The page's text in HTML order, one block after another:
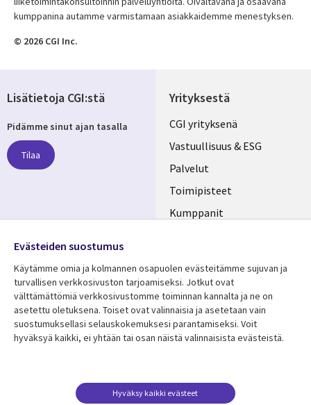
kumppanina autamme varmistamaan asiakkaidemme menestyksen.
© 2026 CGI Inc.
Yrityksestä
Useful
links
FINLAND
CGI yrityksenä
Vastuullisuus & ESG
Palvelut
Toimipisteet
Kumppanit
Resurssikeskus
Library
FINLAND
Asiakastarinat
Lisätietoa
Legal
Tietosuoja
Käyttöehdot
Lisätietoja CGI:stä
Pidämme sinut ajan tasalla
Tilaa
Media
FINLAND
Evästeiden suostumus
Käytämme omia ja kolmannen osapuolen evästeitämme sujuvan ja
turvallisen verkkosivuston tarjoamiseksi. Jotkut ovat
välttämättömiä verkkosivustomme toiminnan kannalta ja ne on
asetettu oletuksena. Toiset ovat valinnaisia ​​ja asetetaan vain
suostumuksellasi selauskokemuksesi parantamiseksi. Voit
hyväksyä kaikki, ei yhtään tai osan näistä valinnaisista evästeistä.
Hyväksy kaikki evästeet